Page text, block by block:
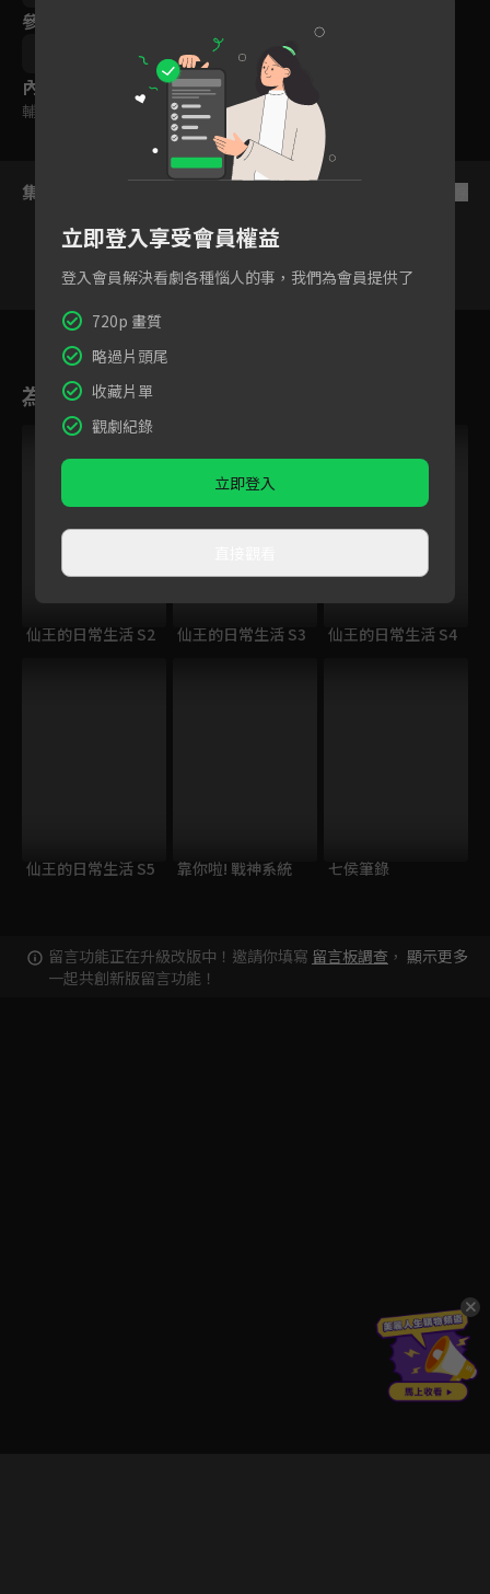
參與演員
內容標籤
輔導十五歲級
集數列表
為您推薦
仙王的日常生活 S2 仙王的日常生活 S3 仙王的日常生活 S4
仙王的日常生活 S5 靠你啦! 戰神系統 七侯筆錄
留言功能正在升級改版中！邀請你填寫 留言板調查 ，
一起共創新版留言功能！
顯示更多
立即登入享受會員權益
登入會員解決看劇各種惱人的事，我們為會員提供了
720p 畫質
略過片頭尾
收藏片單
觀劇紀錄
立即登入